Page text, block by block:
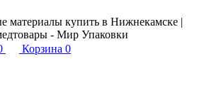
материалы купить в Нижнекамске |
- Мир Упаковки
Корзина 0